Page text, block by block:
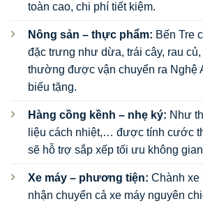
toàn cao, chi phí tiết kiệm.
Nông sản – thực phẩm: Bến Tre
đặc trưng như dừa, trái cây, rau
thường được vận chuyển ra Nghệ
biếu tặng.
Hàng cồng kềnh – nhẹ ký: Như
liệu cách nhiệt,… được tính cước
sẽ hỗ trợ sắp xếp tối ưu không
Xe máy – phương tiện: Chành xe
nhận chuyển cả xe máy nguyên